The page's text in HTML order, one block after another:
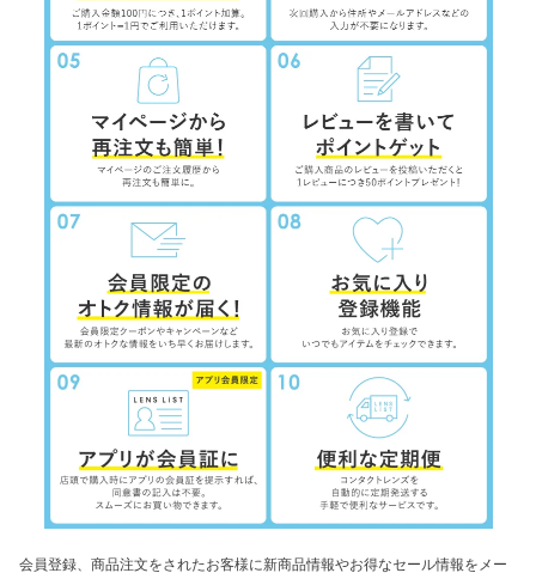
本人確認書類（運転免許証、健康保険証、住民票の写し等のことをいいます。）
及び当該書類に含まれる情報
ポイント、クーポン、キャッシュバックその他のサービスの利用に関する情報
銀行口座情報、電子マネー、収納代行、代引きに関する情報その他の決済及びそ
の方法に関する情報
お客様から当社へのお問い合わせやご連絡等に関する情報
情報通信端末の機体識別に関する情報、情報通信端末のOS情報、インターネッ
トへの接続に関する情報、位置情報、リファラー情報、IPアドレス情報、閲覧し
たURL及び閲覧した日時に関するタイムスタンプ情報、サービスの利用に関する
情報、お客様の端末ごとに割り振られる広告識別子情報並びにサーバログ情報
■共同して利用する者の範囲
株式会社Lcode
■共同して利用する者の利用目的
お客様に対するサービスの提供等、契約の履行のため
各種問合わせ、アフターサービス対応のため
不正行為等の防止及び対応のため
サービス又は企画に関する連絡のため
サービスの勧誘、メールマガジン及びダイレクトメールの送信のほか、マーケテ
ィングのため
アンケートの実施のため
新たなサービスや商品等の開発のため
労務管理のため
取引先情報の管理のため
■個人情報の管理について責任を有する者の名称、住所及び代表者の氏名
株式会社Lcode
住所：〒541-0056 大阪府大阪市中央区久太郎町3丁目4-28 センバフロント8F
代表者：藤原智洋
連絡先：Tel: 06-6244-0887
■(1) 提供する第三者の属性
会員登録、商品注文をされたお客様に新商品情報やお得なセール情報をメー